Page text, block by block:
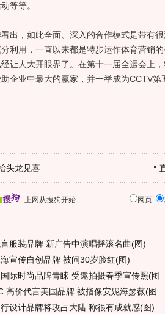
等等。
，如此全面、深入的合作模式是带有很
利用，一直以来都是特步运作体育营销
让人大开眼界了。在第十一届全运会上
企业中最大的赢家，并一举成为CCTV
头龙见喜
上网从搜狗开始 网页
服装品牌 新广告中演唱摇滚名曲(图)
宣传自创品牌 被问30岁脸红(图)
际时尚品牌青睐 受邀拍摄春季宣传照(图
高价代言美国品牌 被指像安妮海瑟薇(图
设计品牌将攻占大陆 称很有成就感(图)